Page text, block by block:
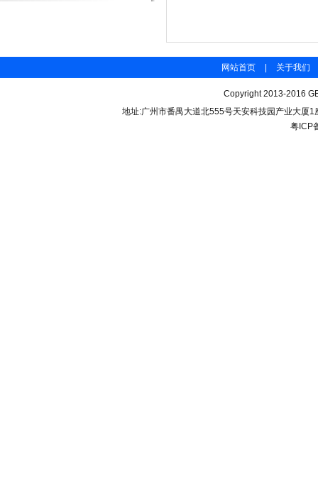
网站首页 关于我们
Copyright 2013-2016
地址:广州市番禺大道北555号天安科技园产业大厦
粤ICP